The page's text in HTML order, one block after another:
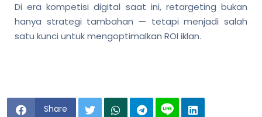
Di era kompetisi digital saat ini, retargeting bukan
hanya strategi tambahan — tetapi menjadi salah
satu kunci untuk mengoptimalkan ROI iklan.
Share